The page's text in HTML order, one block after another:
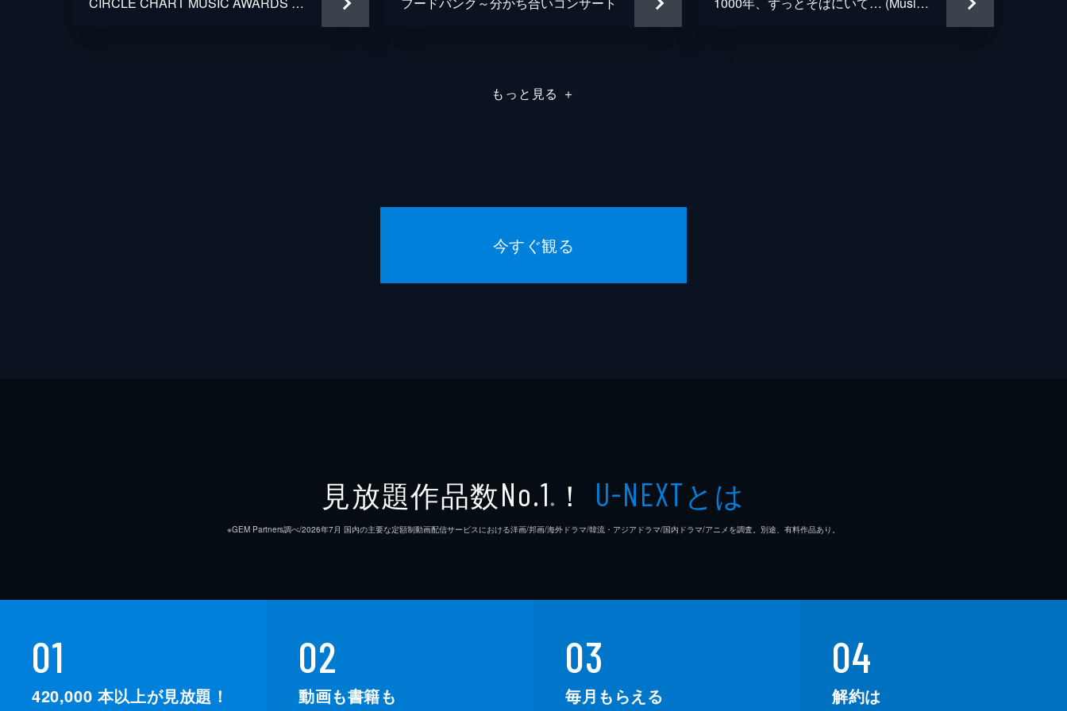
もっと見る ＋
今すぐ観る
見放題作品数No.1 ※ ！ U-NEXTとは
※GEM Partners調べ/2026年7⽉ 国内の主要な定額制動画配信サービスにおける洋画/邦画/海外ドラマ/韓流・アジアドラマ/国内ドラマ/アニメを調査。別途、有料作品あり。
01
420,000 本以上が見放題！
02
動画も書籍も
03
毎月もらえる
04
解約は